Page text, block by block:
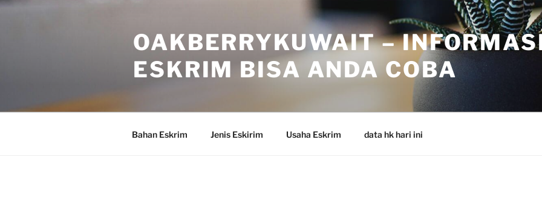
Skip
OAKBERRYKUWAIT –
ESKRIM BISA ANDA COBA
Bahan Eskrim Jenis Eskirim Usaha Eskrim data hk hari ini